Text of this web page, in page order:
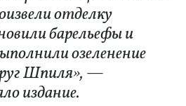
отделку
барельефы и
озеленение
Шпиля», —
издание.